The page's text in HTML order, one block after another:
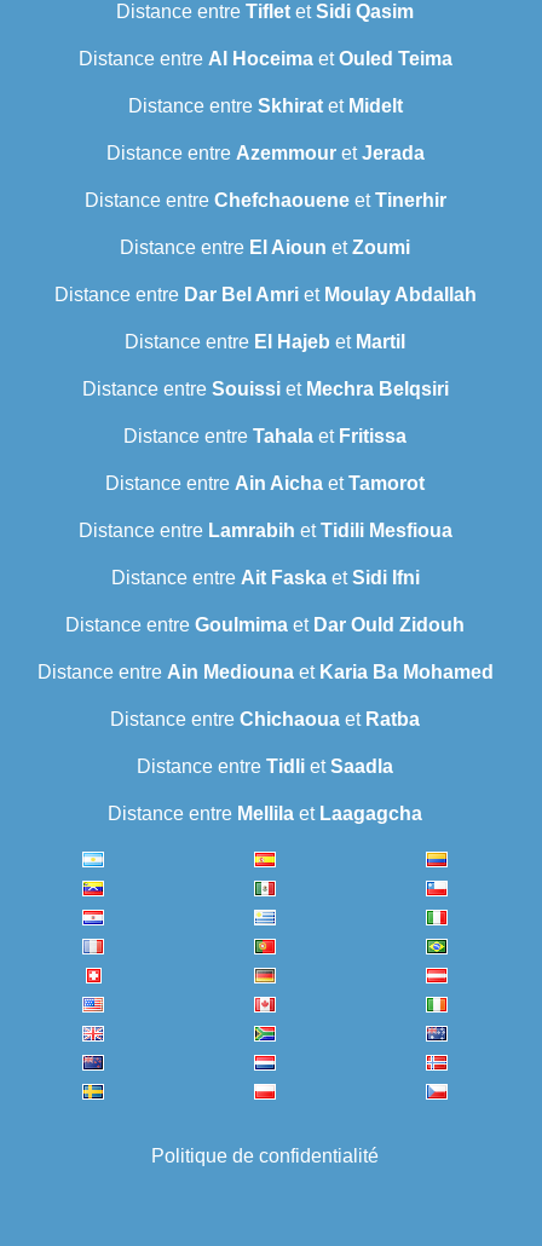
Distance entre Tiflet etSidi Qasim
Distance entre Al HoceimaetOuled Teima
Distance entre Skhiratet Midelt
Distance entre AzemmouretJerada
Distance entre ChefchaoueneetTinerhir
Distance entre El Aioun etZoumi
Distance entre Dar Bel Amriet Moulay Abdallah
Distance entre El Hajeb et Martil
Distance entre Souissiet Mechra Belqsiri
Distance entre Tahala et Fritissa
Distance entre Ain Aicha etTamorot
Distance entre Lamrabih etTidili Mesfioua
Distance entre Ait FaskaetSidi Ifni
Distance entre Goulmima et Dar Ould Zidouh
Distance entre Ain Mediounaet Karia Ba Mohamed
Distance entre Chichaoua et Ratba
Distance entre Tidli etSaadla
Distance entre Mellila et Laagagcha
Politique de confidentialité